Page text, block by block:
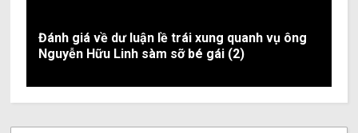
Đánh giá về dư luận lề trái xung quanh vụ ông
Nguyễn Hữu Linh sàm sỡ bé gái (2)